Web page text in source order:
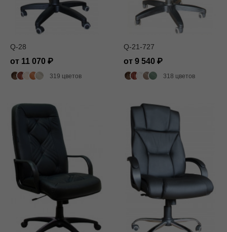
Q-28
от 11 070
319 цветов
Q-21-727
от 9 540
318 цветов